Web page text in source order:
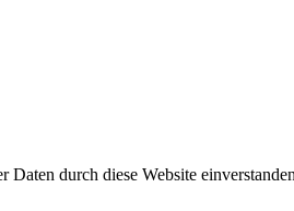
Daten durch diese Website